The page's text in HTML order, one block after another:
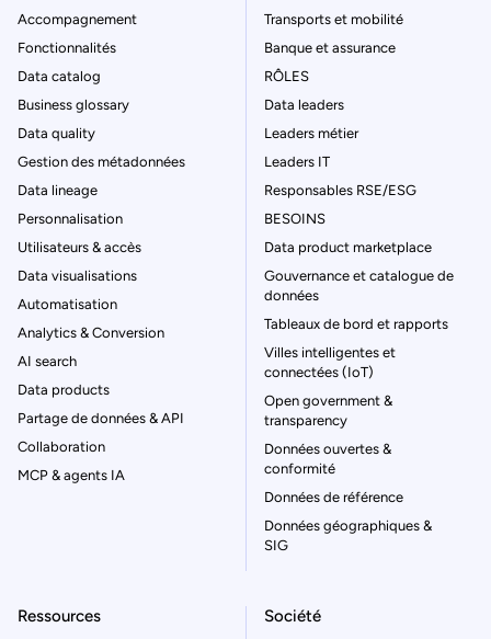
Accompagnement
Fonctionnalités
Data catalog
Business glossary
Data quality
Gestion des métadonnées
Data lineage
Personnalisation
Utilisateurs & accès
Data visualisations
Automatisation
Analytics & Conversion
AI search
Data products
Partage de données & API
Collaboration
MCP & agents IA
Transports et mobilité
Banque et assurance
RÔLES
Data leaders
Leaders métier
Leaders IT
Responsables RSE/ESG
BESOINS
Data product marketplace
Gouvernance et catalogue de
données
Tableaux de bord et rapports
Villes intelligentes et
connectées (IoT)
Open government &
transparency
Données ouvertes &
conformité
Données de référence
Données géographiques &
SIG
Ressources Société